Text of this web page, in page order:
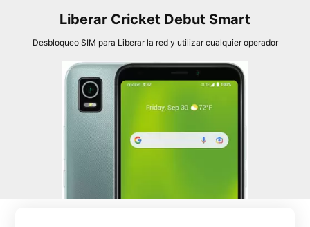
Liberar Cricket Debut Smart
Desbloqueo SIM para Liberar la red y utilizar cualquier operador